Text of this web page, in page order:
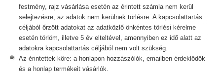
festmény, rajz vásárlása esetén az érintett számla nem kerül
selejtezésre, az adatok nem kerülnek törlésre. A kapcsolattartás
céljából őrzött adatokat az adatközlő önkéntes törlési kérelme
esetén törlöm, illetve 5 év elteltével, amennyiben ez idő alatt az
adatokra kapcsolattartás céljából nem volt szükség.
Az érintettek köre: a honlapon hozzászólók, emailben érdeklődők
és a honlap termékeit vásárlók.